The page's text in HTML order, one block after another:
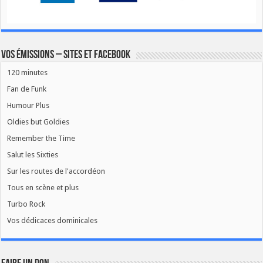
Vos émissions – Sites et Facebook
120 minutes
Fan de Funk
Humour Plus
Oldies but Goldies
Remember the Time
Salut les Sixties
Sur les routes de l'accordéon
Tous en scène et plus
Turbo Rock
Vos dédicaces dominicales